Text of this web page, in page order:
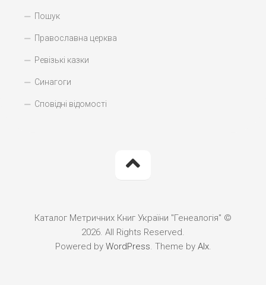
Пошук
Православна церква
Ревізькі казки
Синагоги
Сповідні відомості
Каталог Метричних Книг України "Генеалогія" ©
2026. All Rights Reserved.
Powered by WordPress. Theme by Alx.